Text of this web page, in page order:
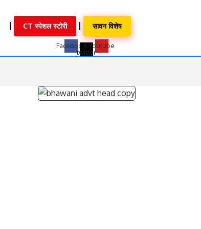
CT स्पेशल स्टोरी सावन विशेष
FacebookX-
twitter
Youtube